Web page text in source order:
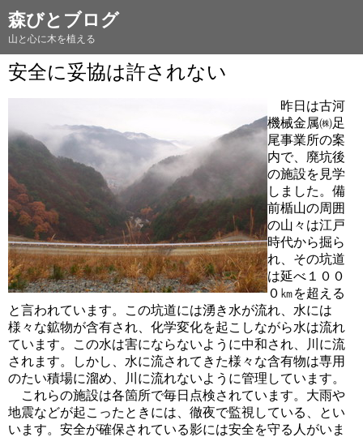
森びとブログ
山と心に木を植える
安全に妥協は許されない
昨日は古河
機械金属㈱足
尾事業所の案
内で、廃坑後
の施設を見学
しました。備
前楯山の周囲
の山々は江戸
時代から掘ら
れ、その坑道
は延べ１００
０㎞を超える
と言われています。この坑道には湧き水が流れ、水には
様々な鉱物が含有され、化学変化を起こしながら水は流れ
ています。この水は害にならないように中和され、川に流
されます。しかし、水に流されてきた様々な含有物は専用
のたい積場に溜め、川に流れないように管理しています。
これらの施設は各箇所で毎日点検されています。大雨や
地震などが起こったときには、徹夜で監視している、とい
います。安全が確保されている影には安全を守る人がいま